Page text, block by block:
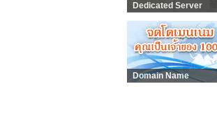
Dedicated Server
Domain Name